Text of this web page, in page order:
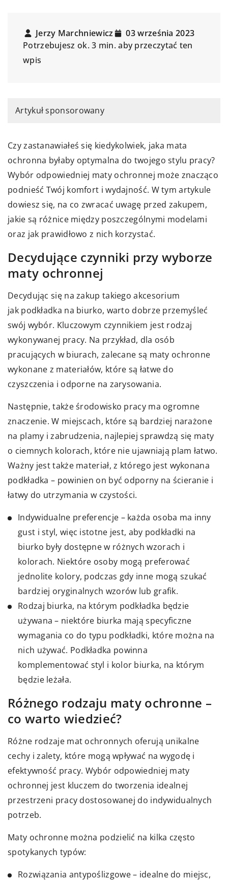
Jerzy Marchniewicz
03 września 2023
Potrzebujesz ok. 3 min. aby przeczytać ten
wpis
Artykuł sponsorowany
Czy zastanawiałeś się kiedykolwiek, jaka mata
ochronna byłaby optymalna do twojego stylu pracy?
Wybór odpowiedniej maty ochronnej może znacząco
podnieść Twój komfort i wydajność. W tym artykule
dowiesz się, na co zwracać uwagę przed zakupem,
jakie są różnice między poszczególnymi modelami
oraz jak prawidłowo z nich korzystać.
Decydujące czynniki przy wyborze
maty ochronnej
Decydując się na zakup takiego akcesorium
jak podkładka na biurko, warto dobrze przemyśleć
swój wybór. Kluczowym czynnikiem jest rodzaj
wykonywanej pracy. Na przykład, dla osób
pracujących w biurach, zalecane są maty ochronne
wykonane z materiałów, które są łatwe do
czyszczenia i odporne na zarysowania.
Następnie, także środowisko pracy ma ogromne
znaczenie. W miejscach, które są bardziej narażone
na plamy i zabrudzenia, najlepiej sprawdzą się maty
o ciemnych kolorach, które nie ujawniają plam łatwo.
Ważny jest także materiał, z którego jest wykonana
podkładka – powinien on być odporny na ścieranie i
łatwy do utrzymania w czystości.
Indywidualne preferencje – każda osoba ma inny
gust i styl, więc istotne jest, aby podkładki na
biurko były dostępne w różnych wzorach i
kolorach. Niektóre osoby mogą preferować
jednolite kolory, podczas gdy inne mogą szukać
bardziej oryginalnych wzorów lub grafik.
Rodzaj biurka, na którym podkładka będzie
używana – niektóre biurka mają specyficzne
wymagania co do typu podkładki, które można na
nich używać. Podkładka powinna
komplementować styl i kolor biurka, na którym
będzie leżała.
Różnego rodzaju maty ochronne –
co warto wiedzieć?
Różne rodzaje mat ochronnych oferują unikalne
cechy i zalety, które mogą wpływać na wygodę i
efektywność pracy. Wybór odpowiedniej maty
ochronnej jest kluczem do tworzenia idealnej
przestrzeni pracy dostosowanej do indywidualnych
potrzeb.
Maty ochronne można podzielić na kilka często
spotykanych typów:
Rozwiązania antypoślizgowe – idealne do miejsc,